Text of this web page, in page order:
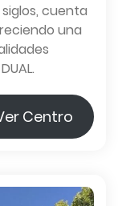
cuenta
una
Centro